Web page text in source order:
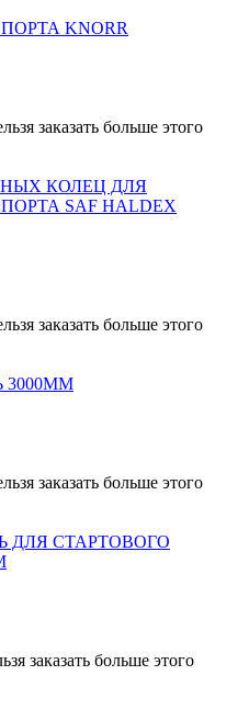
KNORR
заказать больше этого
КОЛЕЦ ДЛЯ
SAF HALDEX
заказать больше этого
3000ММ
заказать больше этого
ДЛЯ СТАРТОВОГО
заказать больше этого